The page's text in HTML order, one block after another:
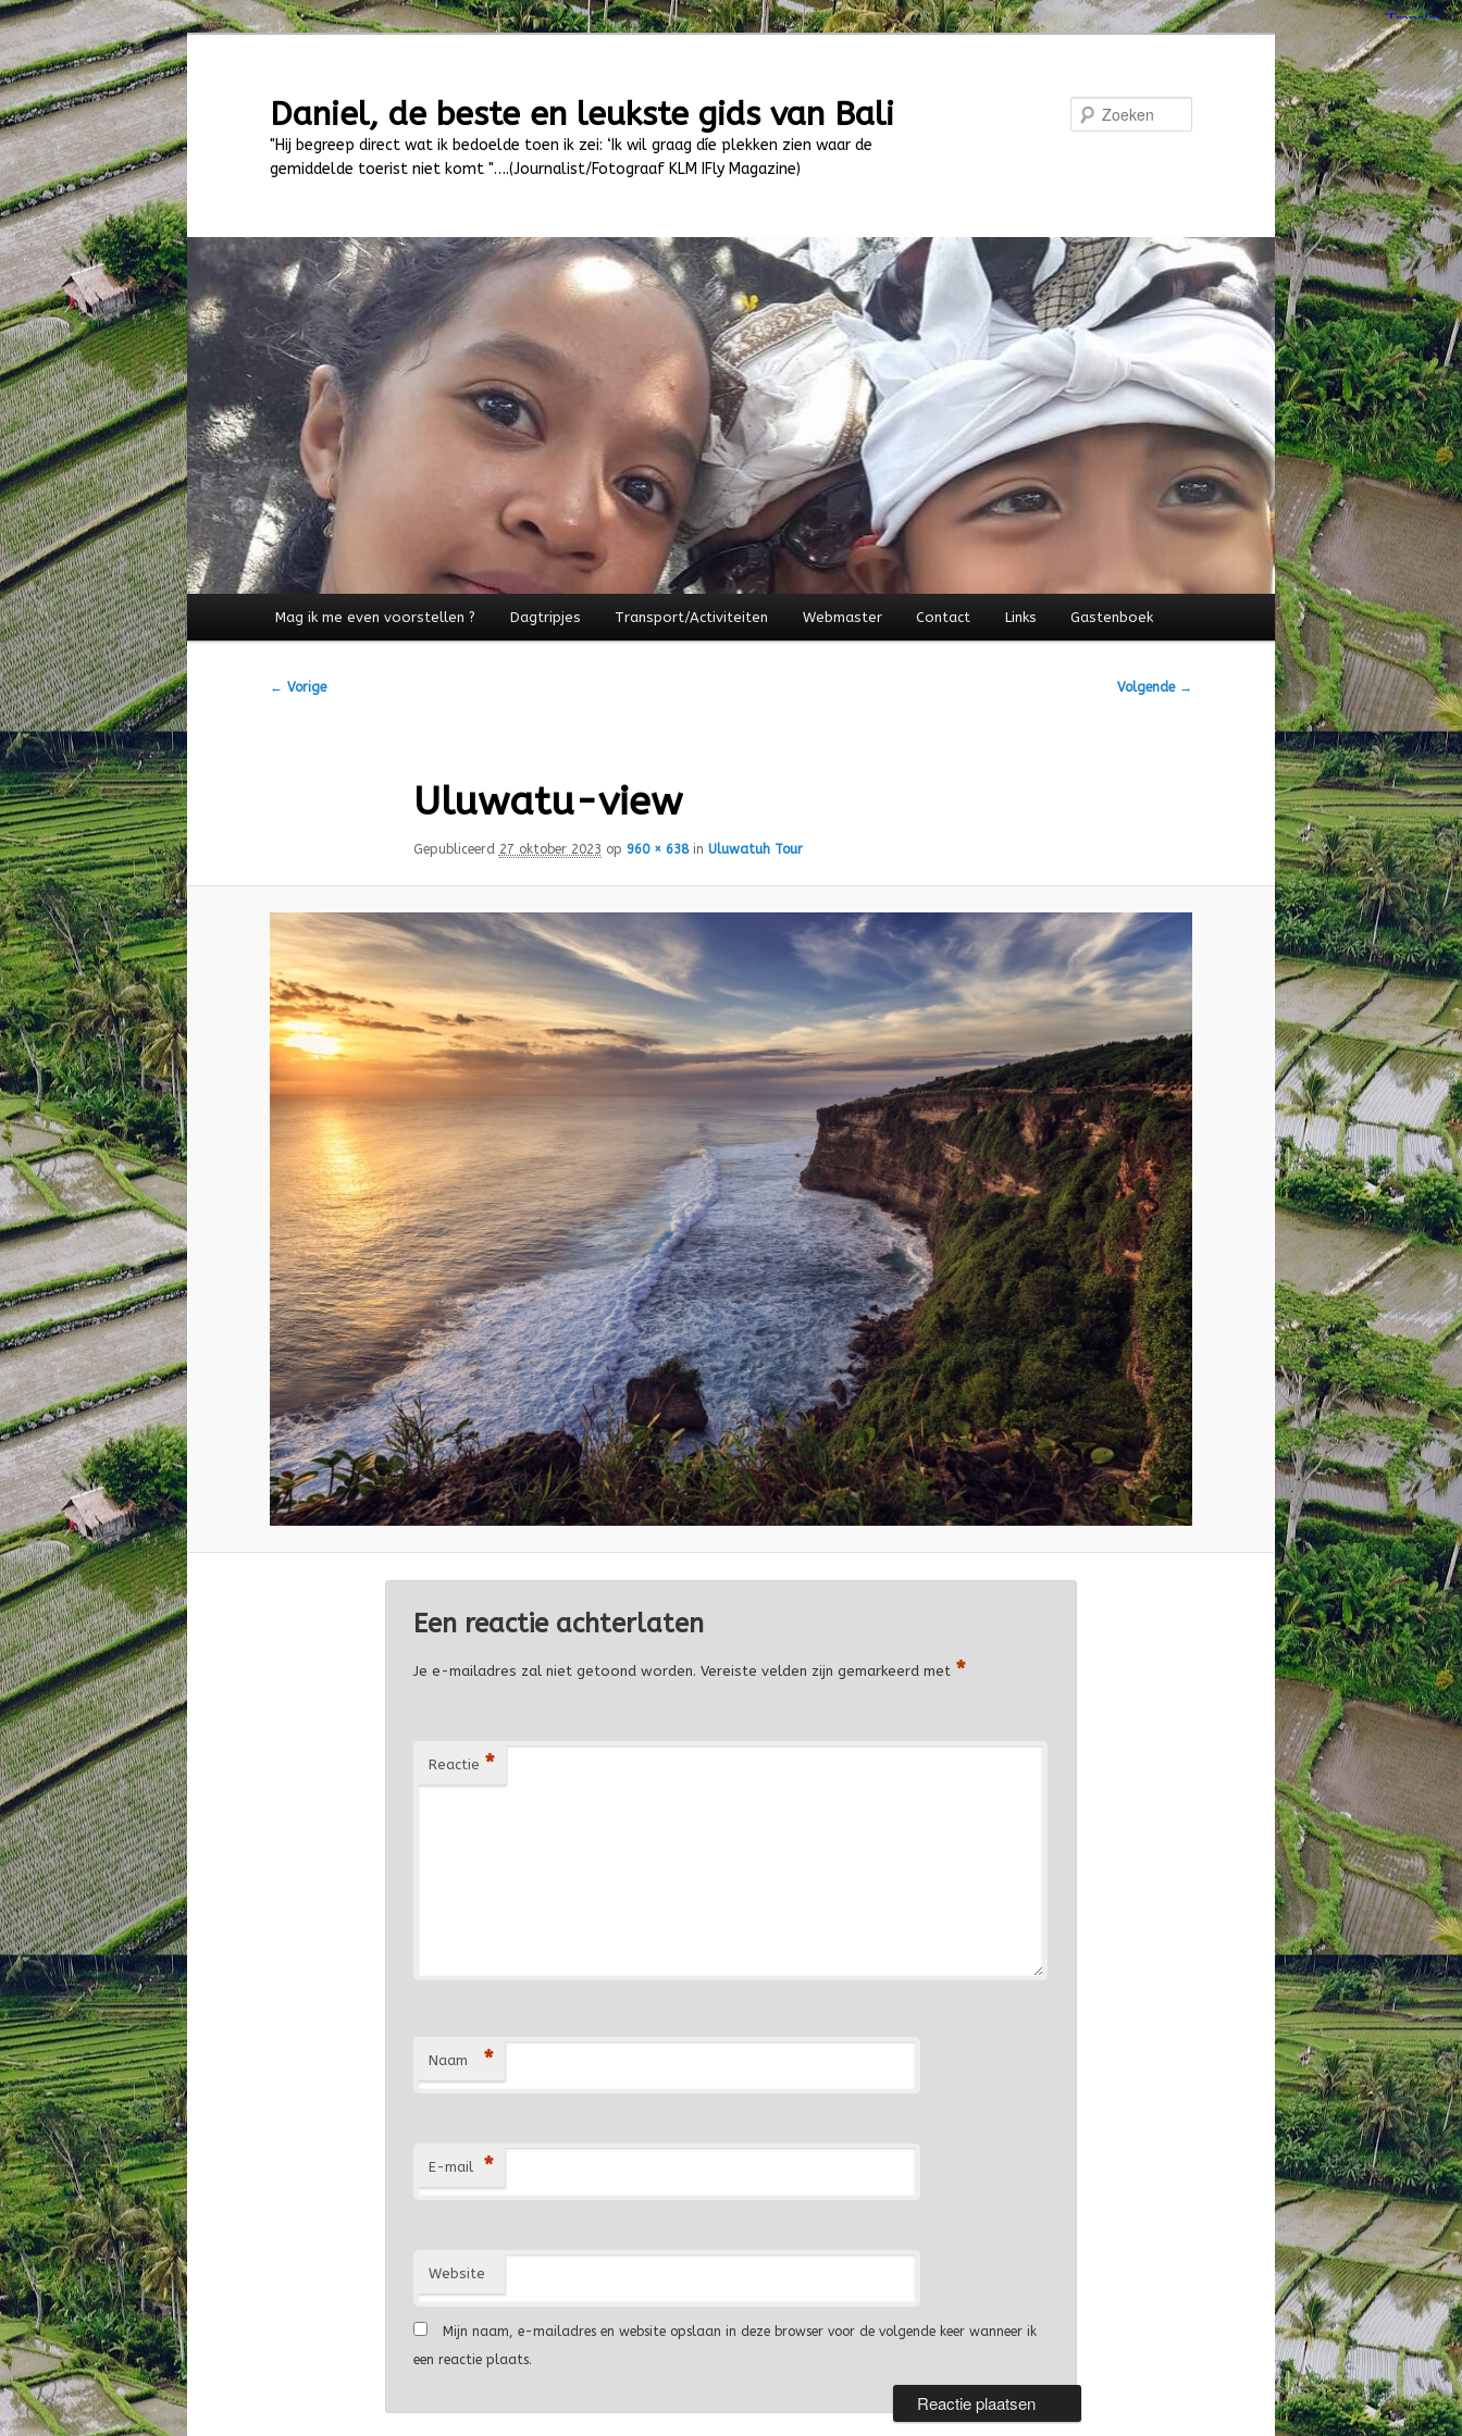
Spring
naar
de
primaire
inhoud
Daniel, de beste en leukste gids van Bali
"Hij begreep direct wat ik bedoelde toen ik zei: ‘Ik wil graag díe plekken zien waar de
gemiddelde toerist niet komt "….(Journalist/Fotograaf KLM IFly Magazine)
Mag ik me even voorstellen ? Dagtripjes Transport/Activiteiten Webmaster Contact Links Gastenboek
Afbeeldingsnavigatie
← Vorige Volgende →
Uluwatu-view
Gepubliceerd 27 oktober 2023 op 960 × 638in Uluwatuh Tour
Een reactie achterlaten
Je e-mailadres zal niet getoond worden. Vereiste velden zijn gemarkeerd met *
Reactie *
Naam *
E-mail *
Website
Mijn naam, e-mailadres en website opslaan in deze browser voor de volgende keer wanneer ik
een reactie plaats.